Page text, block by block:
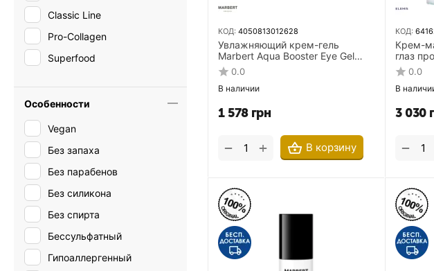
КОД: 4050813012628
Увлажняющий крем-гель
Marbert Aqua Booster Eye Gel
Cream 15 мл для кожи вокруг
глаз
0.0
В наличии
1 578 грн
В корзину
+
−
КОД:
Крем-
глаз
0.0
В
3 030
−
Classic Line
Pro-Collagen
Superfood
Особенности
Vegan
Без запаха
Без парабенов
Без силикона
Без спирта
Бессульфатный
Гипоаллергенный